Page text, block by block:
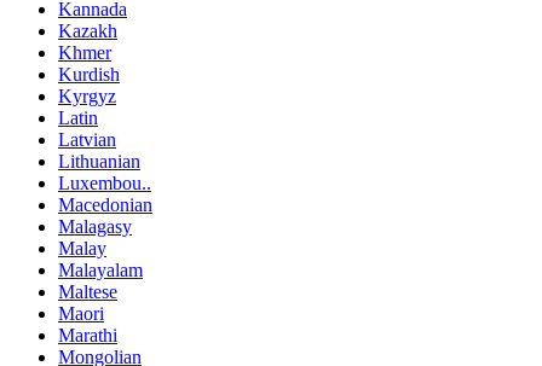
Kannada
Kazakh
Khmer
Kurdish
Kyrgyz
Latin
Latvian
Lithuanian
Luxembou..
Macedonian
Malagasy
Malay
Malayalam
Maltese
Maori
Marathi
Mongolian